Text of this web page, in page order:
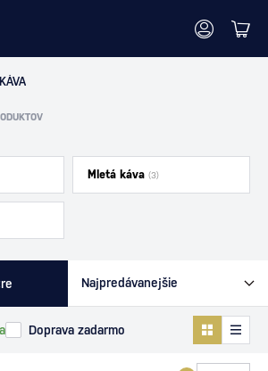
KÁVA
Mletá káva (3)
Doprava zadarmo